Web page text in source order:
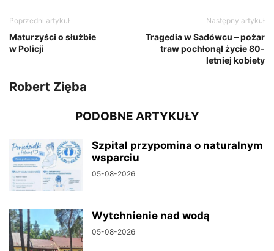
Poprzedni artykuł
Maturzyści o służbie
w Policji
Następny artykuł
Tragedia w Sadówcu – pożar
traw pochłonął życie 80-
letniej kobiety
Robert Zięba
PODOBNE ARTYKUŁY
Szpital przypomina o naturalnym
wsparciu
05-08-2026
Wytchnienie nad wodą
05-08-2026